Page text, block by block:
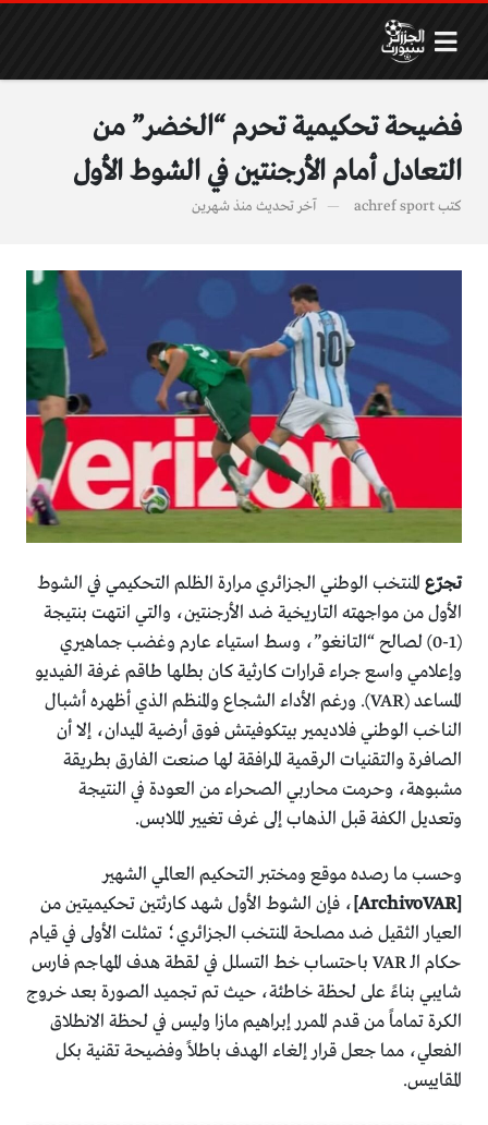
فضيحة تحكيمية تحرم “الخضر” من
التعادل أمام الأرجنتين في الشوط الأول
كتبachref sport آخر تحديث منذ شهرين
تجرّع المنتخب الوطني الجزائري مرارة الظلم التحكيمي في الشوط
الأول من مواجهته التاريخية ضد الأرجنتين، والتي انتهت بنتيجة
(1-0) لصالح “التانغو”، وسط استياء عارم وغضب جماهيري
وإعلامي واسع جراء قرارات كارثية كان بطلها طاقم غرفة الفيديو
المساعد (VAR). ورغم الأداء الشجاع والمنظم الذي أظهره أشبال
الناخب الوطني فلاديمير بيتكوفيتش فوق أرضية الميدان، إلا أن
الصافرة والتقنيات الرقمية المرافقة لها صنعت الفارق بطريقة
مشبوهة، وحرمت محاربي الصحراء من العودة في النتيجة
وتعديل الكفة قبل الذهاب إلى غرف تغيير الملابس.
​وحسب ما رصده موقع ومختبر التحكيم العالمي الشهير
[ArchivoVAR]
، فإن الشوط الأول شهد كارثتين تحكيميتين من
العيار الثقيل ضد مصلحة المنتخب الجزائري؛ تمثلت الأولى في قيام
حكام الـ VAR باحتساب خط التسلل في لقطة هدف المهاجم فارس
شايبي بناءً على لحظة خاطئة، حيث تم تجميد الصورة بعد خروج
الكرة تماماً من قدم الممرر إبراهيم مازا وليس في لحظة الانطلاق
الفعلي، مما جعل قرار إلغاء الهدف باطلاً وفضيحة تقنية بكل
المقاييس.